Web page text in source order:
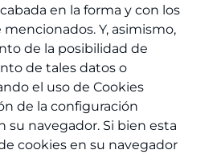
en la forma y con los
Y, asimismo,
de la posibilidad de
de tales datos o
el uso de Cookies
de la configuración
su navegador. Si bien esta
cookies en su navegador